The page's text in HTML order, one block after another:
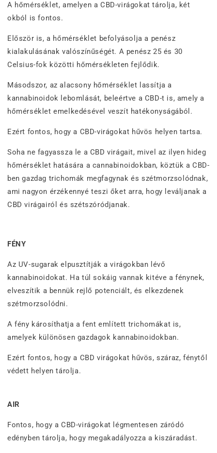
A hőmérséklet, amelyen a CBD-virágokat tárolja, két
okból is fontos.
Először is, a hőmérséklet befolyásolja a penész
kialakulásának valószínűségét. A penész 25 és 30
Celsius-fok közötti hőmérsékleten fejlődik.
Másodszor, az alacsony hőmérséklet lassítja a
kannabinoidok lebomlását, beleértve a CBD-t is, amely a
hőmérséklet emelkedésével veszít hatékonyságából.
Ezért fontos, hogy a CBD-virágokat hűvös helyen tartsa.
Soha ne fagyassza le a CBD virágait, mivel az ilyen hideg
hőmérséklet hatására a cannabinoidokban, köztük a CBD-
ben gazdag trichomák megfagynak és szétmorzsolódnak,
ami nagyon érzékennyé teszi őket arra, hogy leváljanak a
CBD virágairól és szétszóródjanak.
FÉNY
Az UV-sugarak elpusztítják a virágokban lévő
kannabinoidokat. Ha túl sokáig vannak kitéve a fénynek,
elveszítik a bennük rejlő potenciált, és elkezdenek
szétmorzsolódni.
A fény károsíthatja a fent említett trichomákat is,
amelyek különösen gazdagok kannabinoidokban.
Ezért fontos, hogy a CBD virágokat hűvös, száraz, fénytől
védett helyen tárolja.
AIR
Fontos, hogy a CBD-virágokat légmentesen záródó
edényben tárolja, hogy megakadályozza a kiszáradást.